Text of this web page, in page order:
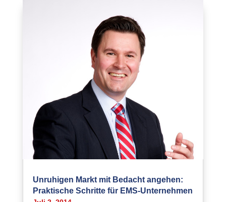
Unruhigen Markt mit Bedacht angehen:
Praktische Schritte für EMS-Unternehmen